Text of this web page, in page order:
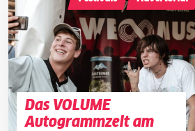
Das VOLUME
Autogrammzelt am